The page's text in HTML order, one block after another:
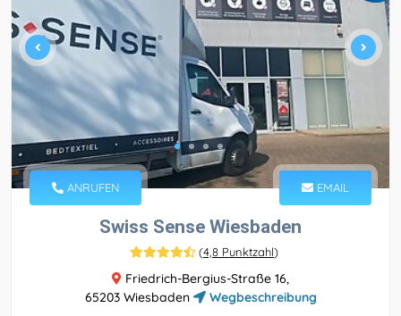
ANRUFEN EMAIL
Swiss Sense Wiesbaden
(4,8 Punktzahl)
Friedrich-Bergius-Straße 16,
65203 Wiesbaden
Wegbeschreibung